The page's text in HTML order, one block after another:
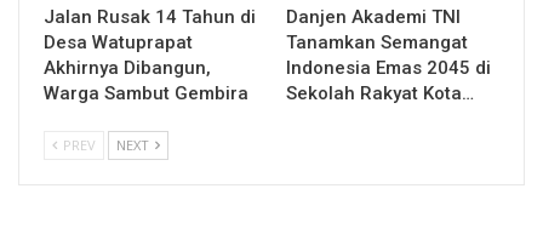
Jalan Rusak 14 Tahun di
Desa Watuprapat
Akhirnya Dibangun,
Warga Sambut Gembira
Danjen Akademi TNI
Tanamkan Semangat
Indonesia Emas 2045 di
Sekolah Rakyat Kota…
PREV NEXT